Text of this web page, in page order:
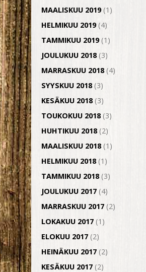
MAALISKUU 2019(1)
HELMIKUU 2019(4)
TAMMIKUU 2019(1)
JOULUKUU 2018(3)
MARRASKUU 2018(4)
SYYSKUU 2018(3)
KESÄKUU 2018(3)
TOUKOKUU 2018(3)
HUHTIKUU 2018(2)
MAALISKUU 2018(1)
HELMIKUU 2018(1)
TAMMIKUU 2018(3)
JOULUKUU 2017 (4)
MARRASKUU 2017 (2)
LOKAKUU 2017 (1)
ELOKUU 2017 (2)
HEINÄKUU 2017 (2)
KESÄKUU 2017 (2)